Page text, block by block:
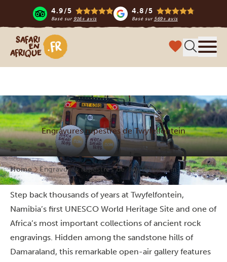
4.9/5
Basé sur 916+ avis
4.8/5
Basé sur 569+ avis
Safari en Afrique
Engravures rupestres de Twyfelfontein
Home Engravures rupestres de Twyfelfontein
Step back thousands of years at Twyfelfontein,
Namibia’s first UNESCO World Heritage Site and one of
Africa’s most important collections of ancient rock
engravings. Hidden among the sandstone hills of
Damaraland, this remarkable open-air gallery features